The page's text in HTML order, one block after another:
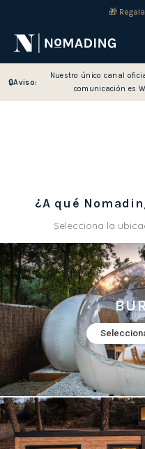
🎁
🔒Aviso:
Nuestro único canal
comunicación es
¿A qué
Selecciona la